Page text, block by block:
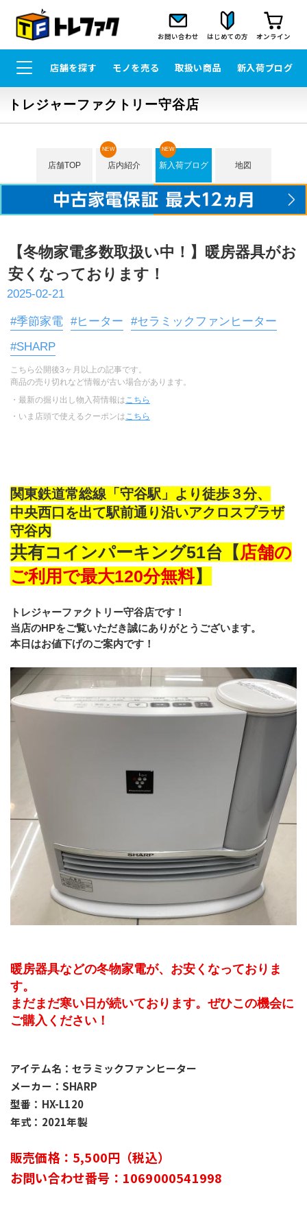
お問い合わせ はじめての方 オンライン
店舗を探す モノを売る 取扱い商品 新入荷ブログ
トレジャーファクトリー守谷店
店舗TOP 店内紹介
NEW
新入荷ブログ
NEW
地図
【冬物家電多数取扱い中！】暖房器具がお
安くなっております！
2025-02-21
#季節家電 #ヒーター
#セラミックファンヒーター
#SHARP
こちら公開後3ヶ月以上の記事です。
商品の売り切れなど情報が古い場合があります。
・最新の掘り出し物入荷情報はこちら
・いま店頭で使えるクーポンはこちら
関東鉄道常総線「守谷駅」より徒歩３分、
中央西口を出て駅前通り沿いアクロスプラザ
守谷内
共有コインパーキング51台【 店舗の
ご利用で最大120分無料】
トレジャーファクトリー守谷店です！
当店のHPをご覧いただき誠にありがとうございます。
本日はお値下げのご案内です！
暖房器具などの冬物家電が、お安くなっておりま
す。
まだまだ寒い日が続いております。ぜひこの機会に
ご購入ください！
アイテム名：セラミックファンヒーター
メーカー：SHARP
型番：HX-L120
年式：2021年製
販売価格：5,500円（税込）
お問い合わせ番号：1069000541998